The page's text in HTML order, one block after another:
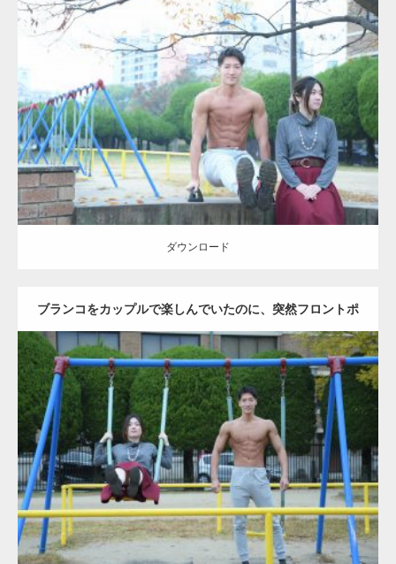
Update:2021.07.6
Category:公園のマッチョ その他 AKIHITO(細マッチョ) 腹筋
ダウンロード
ダウンロード
ブランコをカップルで楽しんでいたのに、突然フロントポ
ーズをするマッチョ
Update: 2021.07.6
Category:公園のマッチョ その他 AKIHITO(細マッチョ) 腹筋 大胸筋
ダウンロード